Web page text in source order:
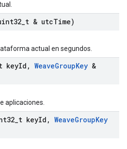
t & utcTime)
actual en segundos.
keyId , WeaveGroupKey &
aplicaciones.
t keyId , WeaveGroupKey